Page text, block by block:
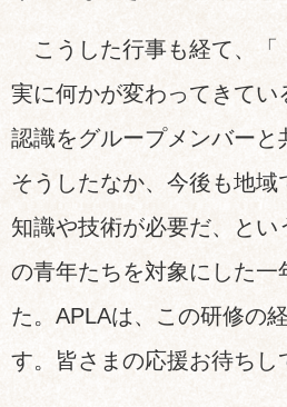
こうした行事も経て、「
実に何かが変わってきて
認識をグループメンバー
そうしたなか、今後も地
知識や技術が必要だ、と
の青年たちを対象にした
た。APLAは、この研修の
す。皆さまの応援お待ち